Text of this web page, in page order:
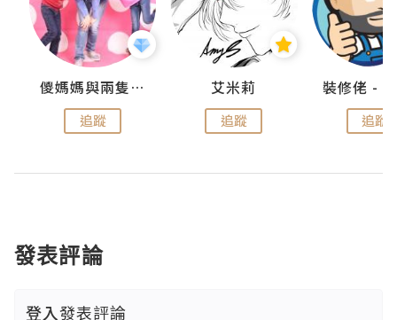
儍媽媽與兩隻小魔怪之家
追蹤
艾米莉
追蹤 追蹤
發表評論
登入發表評論